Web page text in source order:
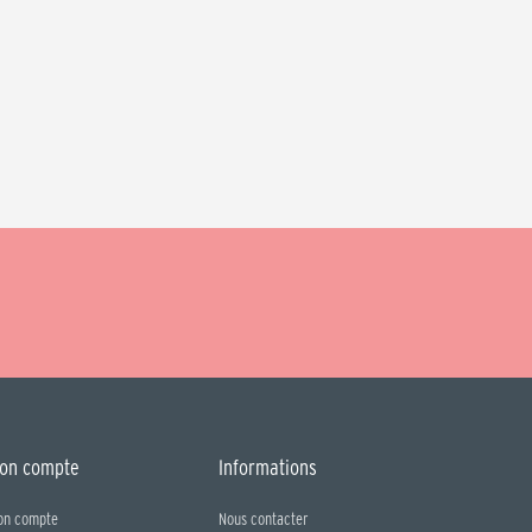
compte
compte
Informations
Nous contacter